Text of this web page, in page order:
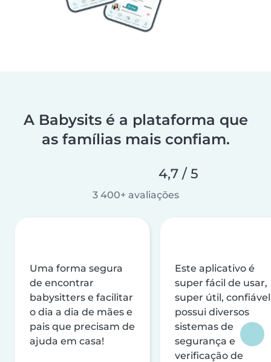
A Babysits é a plataforma que
as famílias mais confiam.
4,7 / 5
3 400+ avaliações
Uma forma segura
de encontrar
babysitters e facilitar
o dia a dia de mães e
pais que precisam de
ajuda em casa!
Este aplicativo é
super fácil de usar,
super útil,
possui diversos
sistemas de
segurança e
verificação de